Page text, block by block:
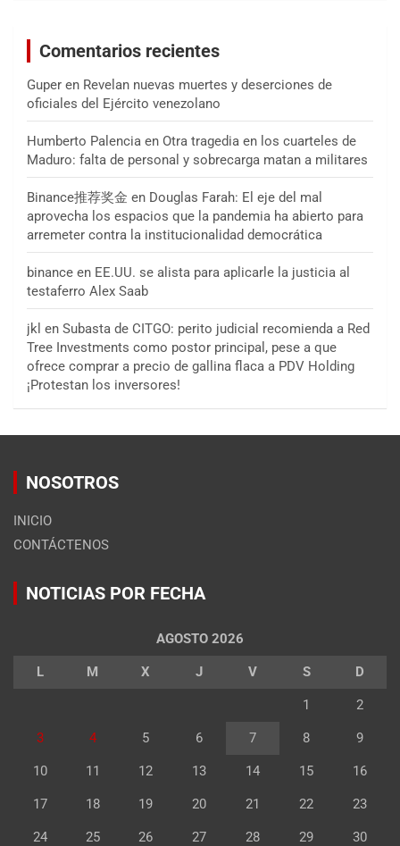
Comentarios recientes
Guper en Revelan nuevas muertes y deserciones de
oficiales del Ejército venezolano
Humberto Palencia en Otra tragedia en los cuarteles de
Maduro: falta de personal y sobrecarga matan a militares
Binance推荐奖金 en Douglas Farah: El eje del mal
aprovecha los espacios que la pandemia ha abierto para
arremeter contra la institucionalidad democrática
binance en EE.UU. se alista para aplicarle la justicia al
testaferro Alex Saab
jkl en Subasta de CITGO: perito judicial recomienda a Red
Tree Investments como postor principal, pese a que
ofrece comprar a precio de gallina flaca a PDV Holding
¡Protestan los inversores!
NOSOTROS
INICIO
CONTÁCTENOS
NOTICIAS POR FECHA
AGOSTO 2026
L M X J V S D
1 2
3 4 5 6 7 8 9
10 11 12 13 14 15 16
17 18 19 20 21 22 23
24 25 26 27 28 29 30